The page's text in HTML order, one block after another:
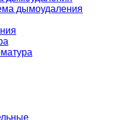
дымоудаления